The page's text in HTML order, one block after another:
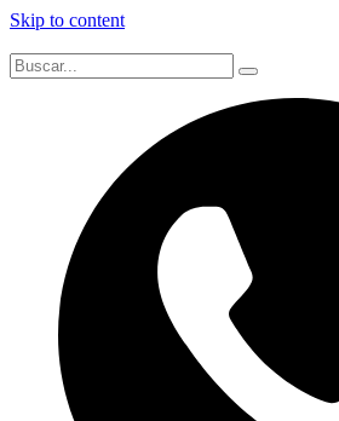
Skip to content